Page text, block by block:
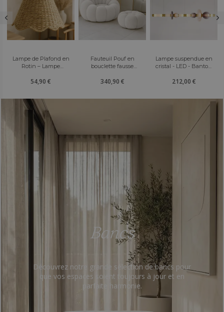
Fauteuil Pouf en
bouclette fausse
Boucles Blanches -
340,90 €
Lampe suspendue en
cristal - LED - Banton
212,00 €
Canapé Courbé 2 m en
Tissu Bouclé Blanc - 3
Moderne et Élégant -
596,90 €
Bancs
Découvrez notre grande sélection de bancs pour
que vos espaces soient toujours à jour et en
parfaite harmonie.